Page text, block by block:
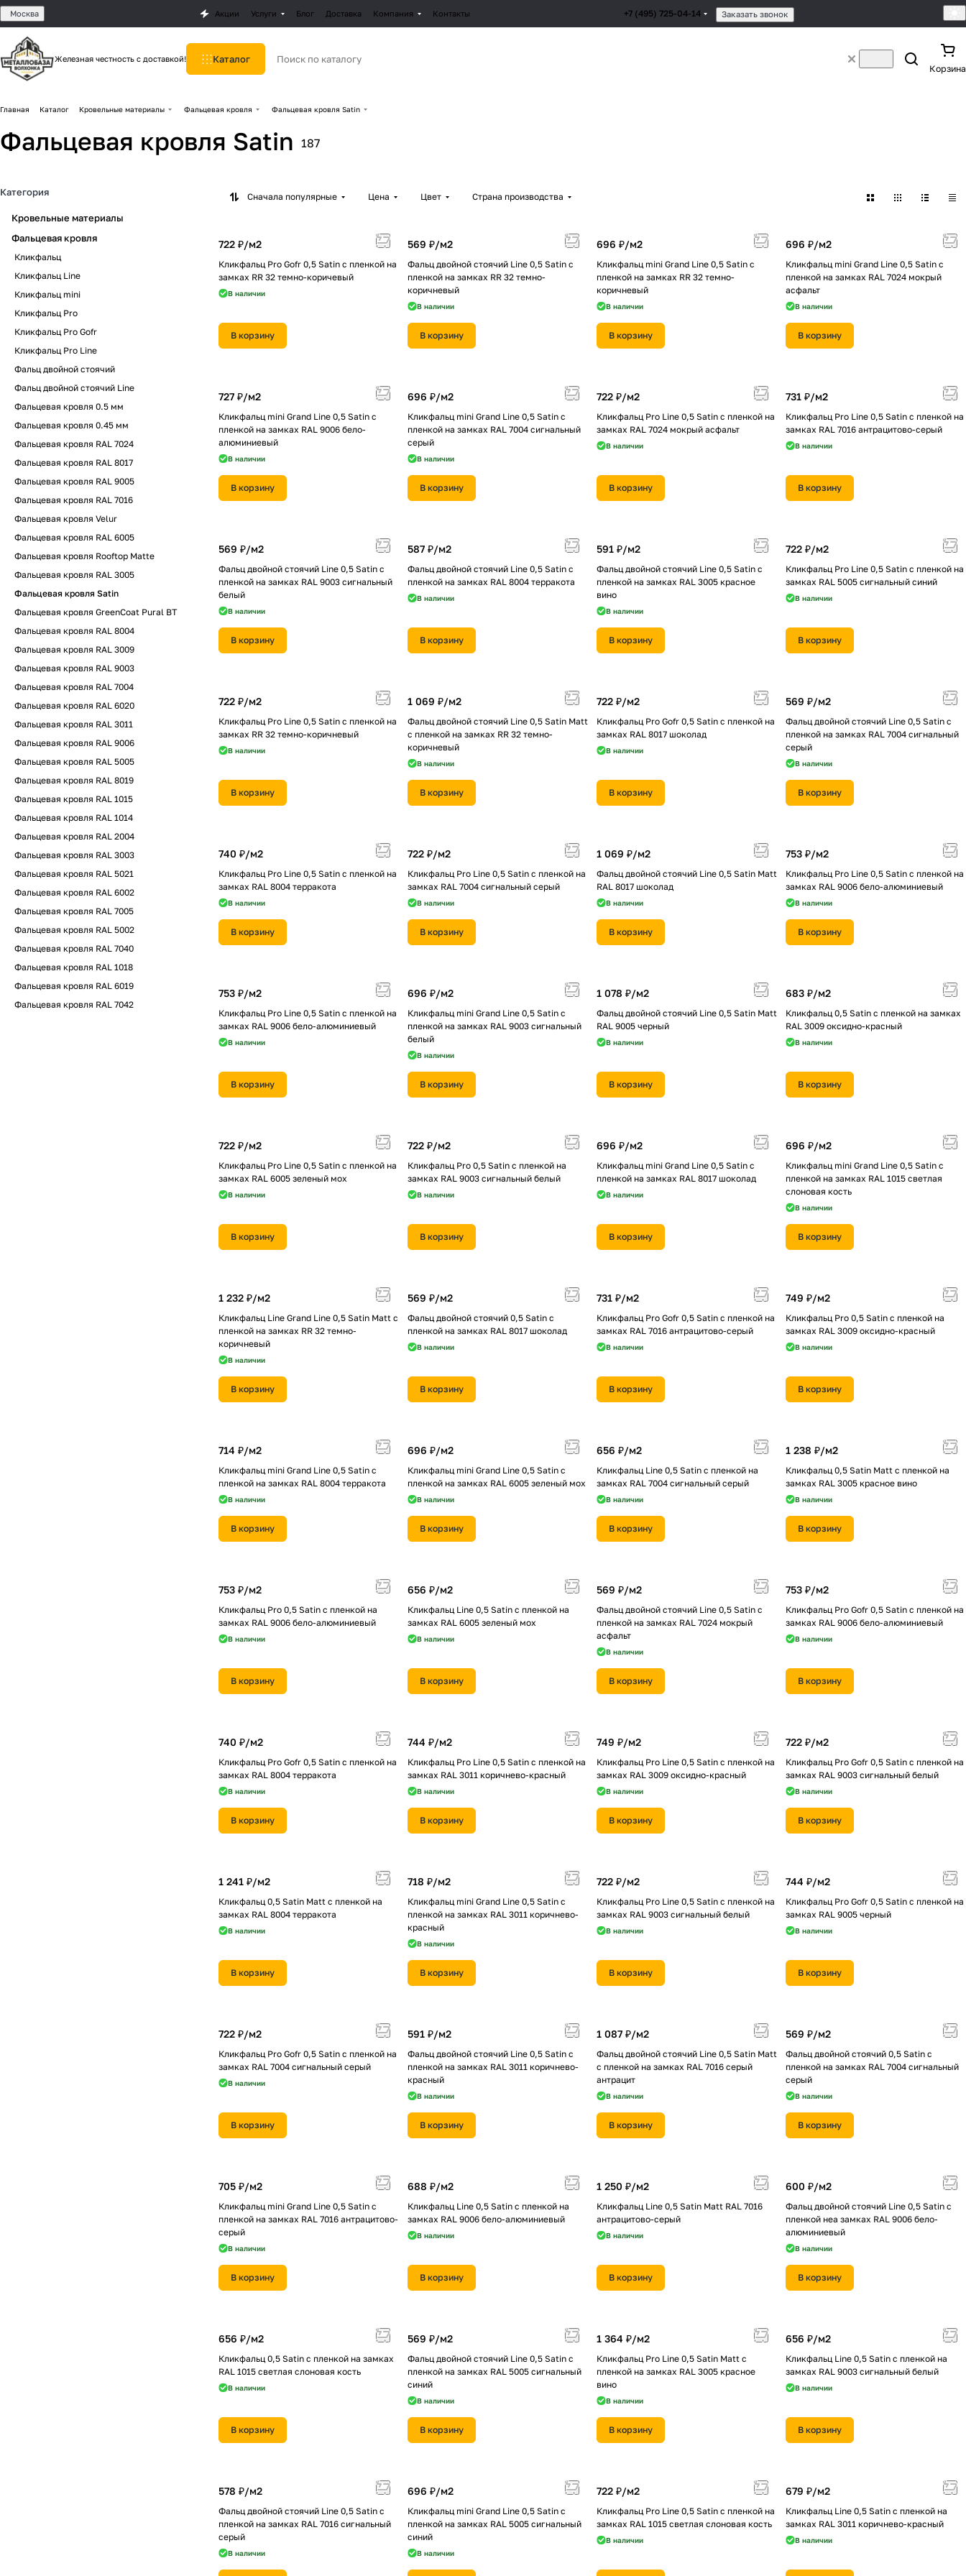
Москва Акции Услуги Блог Доставка Компания Контакты +7 (495) 725-04-14 Заказать звонок
Железная честность с доставкой! Каталог
Корзина
Главная Каталог Кровельные материалы Фальцевая кровля Фальцевая кровля Satin
Фальцевая кровля Satin 187
Сначала популярные Цена Цвет Страна производства
722 ₽/м2
Кликфальц Pro Gofr 0,5 Satin с пленкой на
замках RR 32 темно-коричевый
В наличии
В корзину
569 ₽/м2
Фальц двойной стоячий Line 0,5 Satin с
пленкой на замках RR 32 темно-
коричневый
В наличии
В корзину
696 ₽/м2
Кликфальц mini Grand Line 0,5 Satin с
пленкой на замках RR 32 темно-
коричневый
В наличии
В корзину
696 ₽/м2
Кликфальц mini Grand Line 0,5 Satin с
пленкой на замках RAL 7024 мокрый
асфальт
В наличии
В корзину
727 ₽/м2
Кликфальц mini Grand Line 0,5 Satin с
пленкой на замках RAL 9006 бело-
алюминиевый
В наличии
В корзину
696 ₽/м2
Кликфальц mini Grand Line 0,5 Satin с
пленкой на замках RAL 7004 сигнальный
серый
В наличии
В корзину
722 ₽/м2
Кликфальц Pro Line 0,5 Satin с пленкой на
замках RAL 7024 мокрый асфальт
В наличии
В корзину
731 ₽/м2
Кликфальц Pro Line 0,5 Satin с пленкой на
замках RAL 7016 антрацитово-серый
В наличии
В корзину
569 ₽/м2
Фальц двойной стоячий Line 0,5 Satin с
пленкой на замках RAL 9003 сигнальный
белый
В наличии
В корзину
587 ₽/м2
Фальц двойной стоячий Line 0,5 Satin с
пленкой на замках RAL 8004 терракота
В наличии
В корзину
591 ₽/м2
Фальц двойной стоячий Line 0,5 Satin с
пленкой на замках RAL 3005 красное
вино
В наличии
В корзину
722 ₽/м2
Кликфальц Pro Line 0,5 Satin с пленкой на
замках RAL 5005 сигнальный синий
В наличии
В корзину
722 ₽/м2
Кликфальц Pro Line 0,5 Satin с пленкой на
замках RR 32 темно-коричневый
В наличии
В корзину
1 069 ₽/м2
Фальц двойной стоячий Line 0,5 Satin Мatt
с пленкой на замках RR 32 темно-
коричневый
В наличии
В корзину
722 ₽/м2
Кликфальц Pro Gofr 0,5 Satin с пленкой на
замках RAL 8017 шоколад
В наличии
В корзину
569 ₽/м2
Фальц двойной стоячий Line 0,5 Satin с
пленкой на замках RAL 7004 сигнальный
серый
В наличии
В корзину
740 ₽/м2
Кликфальц Pro Line 0,5 Satin с пленкой на
замках RAL 8004 терракота
В наличии
В корзину
722 ₽/м2
Кликфальц Pro Line 0,5 Satin с пленкой на
замках RAL 7004 сигнальный серый
В наличии
В корзину
1 069 ₽/м2
Фальц двойной стоячий Line 0,5 Satin Мatt
RAL 8017 шоколад
В наличии
В корзину
753 ₽/м2
Кликфальц Pro Line 0,5 Satin с пленкой на
замках RAL 9006 бело-алюминиевый
В наличии
В корзину
753 ₽/м2
Кликфальц Pro Line 0,5 Satin с пленкой на
замках RAL 9006 бело-алюминиевый
В наличии
В корзину
696 ₽/м2
Кликфальц mini Grand Line 0,5 Satin с
пленкой на замках RAL 9003 сигнальный
белый
В наличии
В корзину
1 078 ₽/м2
Фальц двойной стоячий Line 0,5 Satin Мatt
RAL 9005 черный
В наличии
В корзину
683 ₽/м2
Кликфальц 0,5 Satin с пленкой на замках
RAL 3009 оксидно-красный
В наличии
В корзину
722 ₽/м2
Кликфальц Pro Line 0,5 Satin с пленкой на
замках RAL 6005 зеленый мох
В наличии
В корзину
722 ₽/м2
Кликфальц Pro 0,5 Satin с пленкой на
замках RAL 9003 сигнальный белый
В наличии
В корзину
696 ₽/м2
Кликфальц mini Grand Line 0,5 Satin с
пленкой на замках RAL 8017 шоколад
В наличии
В корзину
696 ₽/м2
Кликфальц mini Grand Line 0,5 Satin с
пленкой на замках RAL 1015 светлая
слоновая кость
В наличии
В корзину
1 232 ₽/м2
Кликфальц Line Grand Line 0,5 Satin Мatt с
пленкой на замках RR 32 темно-
коричневый
В наличии
В корзину
569 ₽/м2
Фальц двойной стоячий 0,5 Satin с
пленкой на замках RAL 8017 шоколад
В наличии
В корзину
731 ₽/м2
Кликфальц Pro Gofr 0,5 Satin с пленкой на
замках RAL 7016 антрацитово-серый
В наличии
В корзину
749 ₽/м2
Кликфальц Pro 0,5 Satin с пленкой на
замках RAL 3009 оксидно-красный
В наличии
В корзину
714 ₽/м2
Кликфальц mini Grand Line 0,5 Satin с
пленкой на замках RAL 8004 терракота
В наличии
В корзину
696 ₽/м2
Кликфальц mini Grand Line 0,5 Satin с
пленкой на замках RAL 6005 зеленый мох
В наличии
В корзину
656 ₽/м2
Кликфальц Line 0,5 Satin с пленкой на
замках RAL 7004 сигнальный серый
В наличии
В корзину
1 238 ₽/м2
Кликфальц 0,5 Satin Мatt с пленкой на
замках RAL 3005 красное вино
В наличии
В корзину
753 ₽/м2
Кликфальц Pro 0,5 Satin с пленкой на
замках RAL 9006 бело-алюминиевый
В наличии
В корзину
656 ₽/м2
Кликфальц Line 0,5 Satin с пленкой на
замках RAL 6005 зеленый мох
В наличии
В корзину
569 ₽/м2
Фальц двойной стоячий Line 0,5 Satin с
пленкой на замках RAL 7024 мокрый
асфальт
В наличии
В корзину
753 ₽/м2
Кликфальц Pro Gofr 0,5 Satin с пленкой на
замках RAL 9006 бело-алюминиевый
В наличии
В корзину
740 ₽/м2
Кликфальц Pro Gofr 0,5 Satin с пленкой на
замках RAL 8004 терракота
В наличии
В корзину
744 ₽/м2
Кликфальц Pro Line 0,5 Satin с пленкой на
замках RAL 3011 коричнево-красный
В наличии
В корзину
749 ₽/м2
Кликфальц Pro Line 0,5 Satin с пленкой на
замках RAL 3009 оксидно-красный
В наличии
В корзину
722 ₽/м2
Кликфальц Pro Gofr 0,5 Satin с пленкой на
замках RAL 9003 сигнальный белый
В наличии
В корзину
1 241 ₽/м2
Кликфальц 0,5 Satin Мatt с пленкой на
замках RAL 8004 терракота
В наличии
В корзину
718 ₽/м2
Кликфальц mini Grand Line 0,5 Satin с
пленкой на замках RAL 3011 коричнево-
красный
В наличии
В корзину
722 ₽/м2
Кликфальц Pro Line 0,5 Satin с пленкой на
замках RAL 9003 сигнальный белый
В наличии
В корзину
744 ₽/м2
Кликфальц Pro Gofr 0,5 Satin с пленкой на
замках RAL 9005 черный
В наличии
В корзину
722 ₽/м2
Кликфальц Pro Gofr 0,5 Satin с пленкой на
замках RAL 7004 сигнальный серый
В наличии
В корзину
591 ₽/м2
Фальц двойной стоячий Line 0,5 Satin с
пленкой на замках RAL 3011 коричнево-
красный
В наличии
В корзину
1 087 ₽/м2
Фальц двойной стоячий Line 0,5 Satin Мatt
с пленкой на замках RAL 7016 серый
антрацит
В наличии
В корзину
569 ₽/м2
Фальц двойной стоячий 0,5 Satin с
пленкой на замках RAL 7004 сигнальный
серый
В наличии
В корзину
705 ₽/м2
Кликфальц mini Grand Line 0,5 Satin с
пленкой на замках RAL 7016 антрацитово-
серый
В наличии
В корзину
688 ₽/м2
Кликфальц Line 0,5 Satin с пленкой на
замках RAL 9006 бело-алюминиевый
В наличии
В корзину
1 250 ₽/м2
Кликфальц Line 0,5 Satin Мatt RAL 7016
антрацитово-серый
В наличии
В корзину
600 ₽/м2
Фальц двойной стоячий Line 0,5 Satin с
пленкой неа замках RAL 9006 бело-
алюминиевый
В наличии
В корзину
656 ₽/м2
Кликфальц 0,5 Satin с пленкой на замках
RAL 1015 светлая слоновая кость
В наличии
В корзину
569 ₽/м2
Фальц двойной стоячий Line 0,5 Satin с
пленкой на замках RAL 5005 сигнальный
синий
В наличии
В корзину
1 364 ₽/м2
Кликфальц Pro Line 0,5 Satin Мatt с
пленкой на замках RAL 3005 красное
вино
В наличии
В корзину
656 ₽/м2
Кликфальц Line 0,5 Satin с пленкой на
замках RAL 9003 сигнальный белый
В наличии
В корзину
578 ₽/м2
Фальц двойной стоячий Line 0,5 Satin с
пленкой на замках RAL 7016 сигнальный
серый
В наличии
696 ₽/м2
Кликфальц mini Grand Line 0,5 Satin с
пленкой на замках RAL 5005 сигнальный
синий
В наличии
722 ₽/м2
Кликфальц Pro Line 0,5 Satin с пленкой на
замках RAL 1015 светлая слоновая кость
В наличии
679 ₽/м2
Кликфальц Line 0,5 Satin с пленкой на
замках RAL 3011 коричнево-красный
В наличии
Категория
Кровельные материалы
Фальцевая кровля
Кликфальц
Кликфальц Line
Кликфальц mini
Кликфальц Pro
Кликфальц Pro Gofr
Кликфальц Pro Line
Фальц двойной стоячий
Фальц двойной стоячий Line
Фальцевая кровля 0.5 мм
Фальцевая кровля 0.45 мм
Фальцевая кровля RAL 7024
Фальцевая кровля RAL 8017
Фальцевая кровля RAL 9005
Фальцевая кровля RAL 7016
Фальцевая кровля Velur
Фальцевая кровля RAL 6005
Фальцевая кровля Rooftop Matte
Фальцевая кровля RAL 3005
Фальцевая кровля Satin
Фальцевая кровля GreenCoat Pural BT
Фальцевая кровля RAL 8004
Фальцевая кровля RAL 3009
Фальцевая кровля RAL 9003
Фальцевая кровля RAL 7004
Фальцевая кровля RAL 6020
Фальцевая кровля RAL 3011
Фальцевая кровля RAL 9006
Фальцевая кровля RAL 5005
Фальцевая кровля RAL 8019
Фальцевая кровля RAL 1015
Фальцевая кровля RAL 1014
Фальцевая кровля RAL 2004
Фальцевая кровля RAL 3003
Фальцевая кровля RAL 5021
Фальцевая кровля RAL 6002
Фальцевая кровля RAL 7005
Фальцевая кровля RAL 5002
Фальцевая кровля RAL 7040
Фальцевая кровля RAL 1018
Фальцевая кровля RAL 6019
Фальцевая кровля RAL 7042